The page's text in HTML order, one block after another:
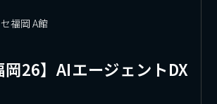
福岡 A館
岡26】AIエージェントDX